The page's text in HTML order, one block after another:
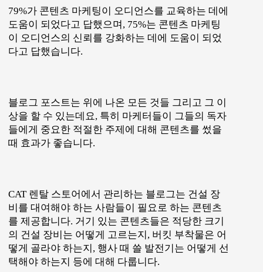
79%가 콘텐츠 마케팅이 오디언스를 교육하는 데에
도움이 되었다고 답했으며, 75%는 콘텐츠 마케팅
이 오디언스의 신뢰를 강화하는 데에 도움이 되었
다고 답했습니다.
블로그 포스트는 위에 나온 모든 것들 그리고 그 이
상을 할 수 있는데요, 특히 마케터들이 그들의 독자
들에게 중요한 적절한 주제에 대해 콘텐츠를 썼을
때 효과가 좋습니다.
CAT 렌탈 스토어에서 관리하는 블로그는 건설 장
비를 대여해야 하는 사람들이 필요로 하는 콘텐츠
를 제공합니다. 거기 있는 콘텐츠들은 적당한 크기
의 건설 장비는 어떻게 고르는지, 버킷 부착물은 어
떻게 골라야 하는지, 행사 때 쓸 발전기는 어떻게 선
택해야 하는지 등에 대해 다룹니다.